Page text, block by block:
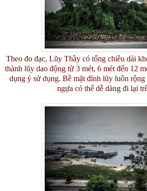
Theo đo đạc, Lũy Thầy có tổng chiều dài
thành lũy dao động từ 3 mét, 6 mét đến 12
dụng ý sử dụng. Bề mặt đỉnh lũy luôn
ngựa có thể dễ dàng đi lại